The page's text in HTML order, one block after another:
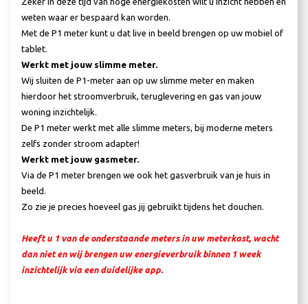
weten waar er bespaard kan worden.
Met de P1 meter kunt u dat live in beeld brengen op uw mobiel of
tablet.
Werkt met jouw slimme meter.
Wij sluiten de P1-meter aan op uw slimme meter en maken
hierdoor het stroomverbruik, teruglevering en gas van jouw
woning inzichtelijk.
De P1 meter werkt met alle slimme meters, bij moderne meters
zelfs zonder stroom adapter!
Werkt met jouw gasmeter.
Via de P1 meter brengen we ook het gasverbruik van je huis in
beeld.
Zo zie je precies hoeveel gas jij gebruikt tijdens het douchen.
Heeft u 1 van de onderstaande meters in uw meterkast, wacht
dan niet en wij brengen uw energieverbruik binnen 1 week
inzichtelijk via een duidelijke app.